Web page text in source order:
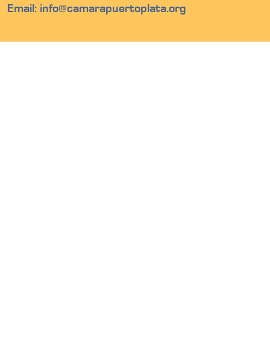
Email: info@camarapuertoplata.org